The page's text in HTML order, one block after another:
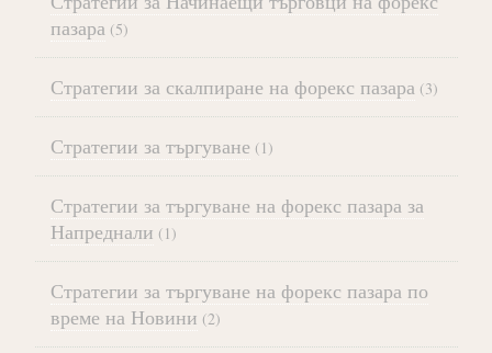
пазара (5)
Стратегии за скалпиране на форекс пазара (3)
Стратегии за търгуване (1)
Стратегии за търгуване на форекс пазара за
Напреднали (1)
Стратегии за търгуване на форекс пазара по
време на Новини (2)